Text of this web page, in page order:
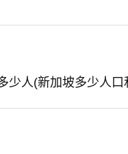
少人(新加坡多少人口